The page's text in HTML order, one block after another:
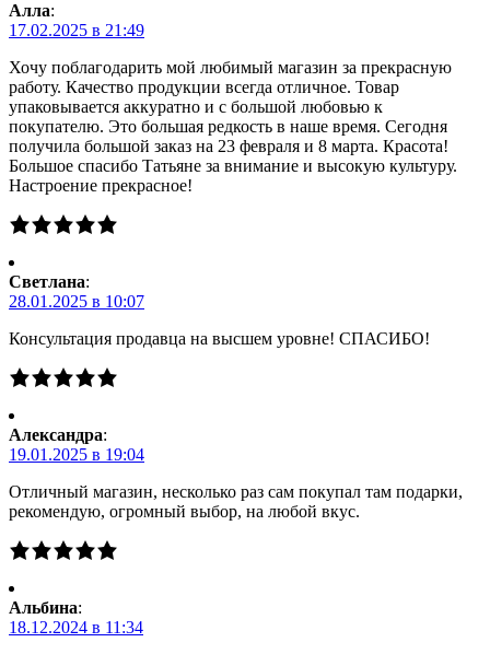
Алла:
17.02.2025 в 21:49
Хочу поблагодарить мой любимый магазин за прекрасную
работу. Качество продукции всегда отличное. Товар
упаковывается аккуратно и с большой любовью к
покупателю. Это большая редкость в наше время. Сегодня
получила большой заказ на 23 февраля и 8 марта. Красота!
Большое спасибо Татьяне за внимание и высокую культуру.
Настроение прекрасное!
Светлана:
28.01.2025 в 10:07
Консультация продавца на высшем уровне! СПАСИБО!
Александра:
19.01.2025 в 19:04
Отличный магазин, несколько раз сам покупал там подарки,
рекомендую, огромный выбор, на любой вкус.
Альбина:
18.12.2024 в 11:34